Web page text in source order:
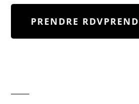
PRENDRE RDV